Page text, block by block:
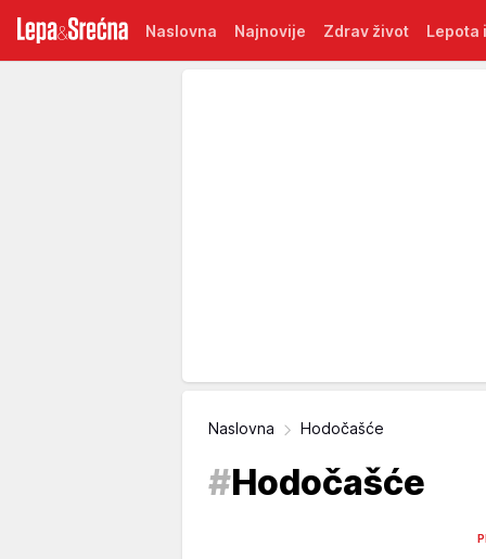
Naslovna Najnovije Zdrav život Lepota
Naslovna Hodočašće
#Hodočašće